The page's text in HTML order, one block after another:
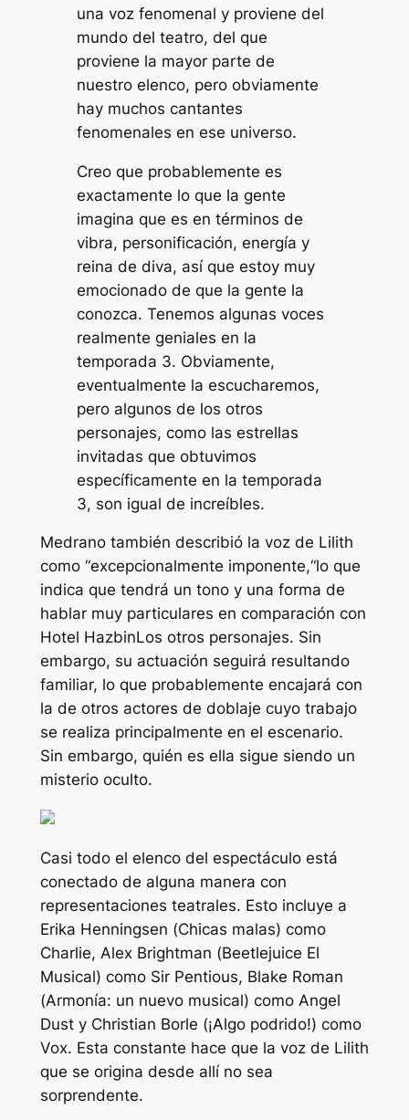
una voz fenomenal y proviene del
mundo del teatro, del que
proviene la mayor parte de
nuestro elenco, pero obviamente
hay muchos cantantes
fenomenales en ese universo.
Creo que probablemente es
exactamente lo que la gente
imagina que es en términos de
vibra, personificación, energía y
reina de diva, así que estoy muy
emocionado de que la gente la
conozca. Tenemos algunas voces
realmente geniales en la
temporada 3. Obviamente,
eventualmente la escucharemos,
pero algunos de los otros
personajes, como las estrellas
invitadas que obtuvimos
específicamente en la temporada
3, son igual de increíbles.
Medrano también describió la voz de Lilith
como “excepcionalmente imponente,“lo que
indica que tendrá un tono y una forma de
hablar muy particulares en comparación con
Hotel HazbinLos otros personajes. Sin
embargo, su actuación seguirá resultando
familiar, lo que probablemente encajará con
la de otros actores de doblaje cuyo trabajo
se realiza principalmente en el escenario.
Sin embargo, quién es ella sigue siendo un
misterio oculto.
Casi todo el elenco del espectáculo está
conectado de alguna manera con
representaciones teatrales. Esto incluye a
Erika Henningsen (Chicas malas) como
Charlie, Alex Brightman (Beetlejuice El
Musical) como Sir Pentious, Blake Roman
(Armonía: un nuevo musical) como Angel
Dust y Christian Borle (¡Algo podrido!) como
Vox. Esta constante hace que la voz de Lilith
que se origina desde allí no sea
sorprendente.